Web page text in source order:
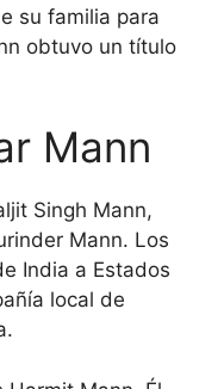
su familia para
obtuvo un título
Mann
Singh Mann,
Mann. Los
India a Estados
local de